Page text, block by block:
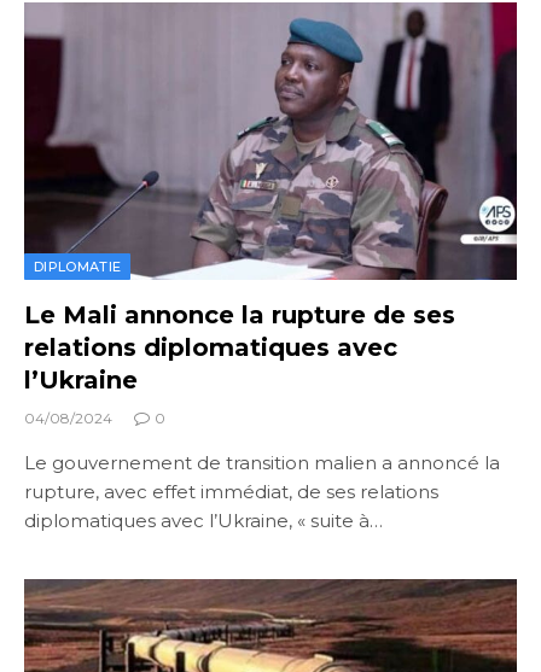
DIPLOMATIE
Le Mali annonce la rupture de ses
relations diplomatiques avec
l’Ukraine
04/08/2024 0
Le gouvernement de transition malien a annoncé la
rupture, avec effet immédiat, de ses relations
diplomatiques avec l’Ukraine, « suite à…